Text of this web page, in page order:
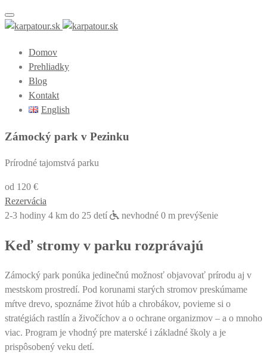
Toggle navigation
Domov
Prehliadky
Blog
Kontakt
English
Zámocký park v Pezinku
Prírodné tajomstvá parku
od 120 €
Rezervácia
2-3 hodiny 4 km do 25 detí nevhodné 0 m prevýšenie
Keď stromy v parku rozprávajú
Zámocký park ponúka jedinečnú možnosť objavovať prírodu aj v
mestskom prostredí. Pod korunami starých stromov preskúmame
mŕtve drevo, spoznáme život húb a chrobákov, povieme si o
stratégiách rastlín a živočíchov a o ochrane organizmov – a o mnoho
viac. Program je vhodný pre materské i základné školy a je
prispôsobený veku detí.